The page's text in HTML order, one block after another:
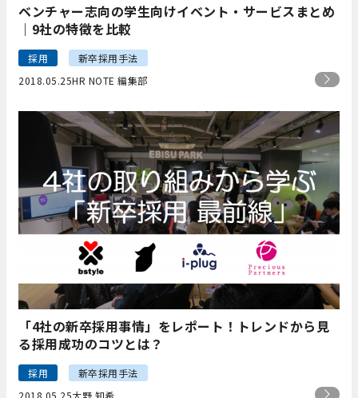
ベンチャー志向の学生向けイベント・サービスまとめ
｜9社の特徴を比較
採用
新卒採用手法
2018.05.25HR NOTE 編集部
「4社の新卒採用事情」をレポート！トレンドから見
る採用成功のコツとは？
採用
新卒採用手法
2018.05.25大野 知希